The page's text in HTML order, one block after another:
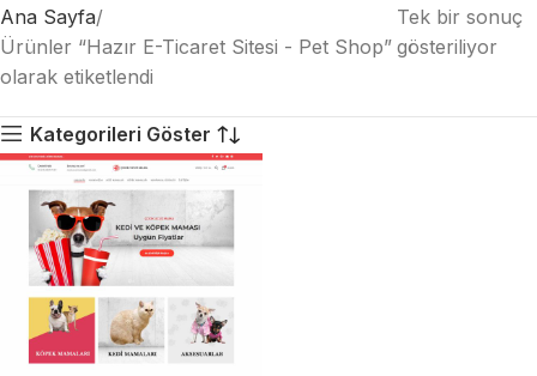
Ana Sayfa
Ürünler “Hazır E-Ticaret Sitesi - Pet Shop”
olarak etiketlendi
Tek bir sonuç
gösteriliyor
Kategorileri Göster